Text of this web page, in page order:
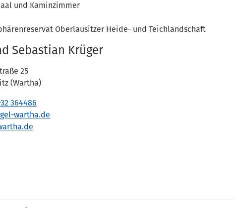
und Kaminzimmer
Oberlausitzer Heide- und Teichlandschaft
Sebastian Krüger
25
(Wartha)
364486
wartha.de